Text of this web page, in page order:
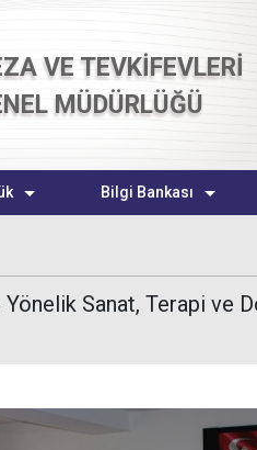
VE TEVKİFEVLERİ
MÜDÜRLÜĞÜ
Bilgi Bankası
Yönelik Sanat, Terapi ve